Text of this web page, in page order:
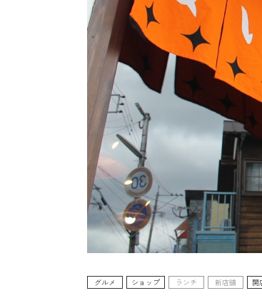
グルメ ショップ ランチ 新店舗 開